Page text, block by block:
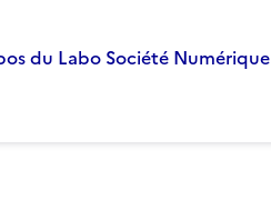
du Labo Société Numérique